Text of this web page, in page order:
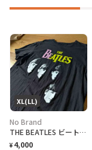
XL(LL)
No Brand
THE BEATLES ビートルズ バンドTシャツ
¥ 4,000